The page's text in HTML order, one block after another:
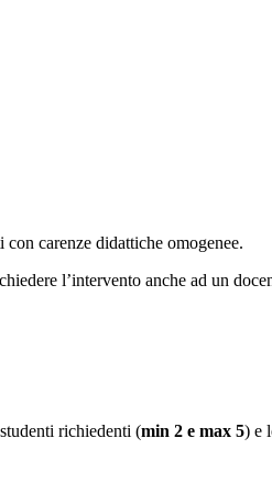
carenze didattiche omogenee.
l’intervento anche ad un
richiedenti (min 2 e max 5) e